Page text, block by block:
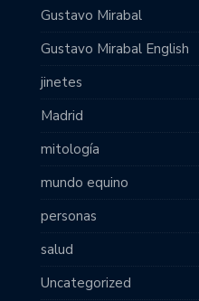
Gustavo Mirabal
Gustavo Mirabal English
jinetes
Madrid
mitología
mundo equino
personas
salud
Uncategorized